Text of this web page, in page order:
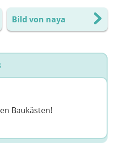
Bild von naya
Baukästen!